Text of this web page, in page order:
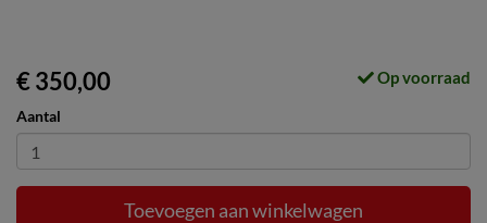
€ 350,00 Op voorraad
Aantal
Toevoegen aan winkelwagen